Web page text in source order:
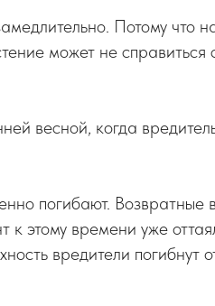
Потому что
может не справиться
весной, когда
погибают. Возвратные
к этому времени уже
вредители погибнут